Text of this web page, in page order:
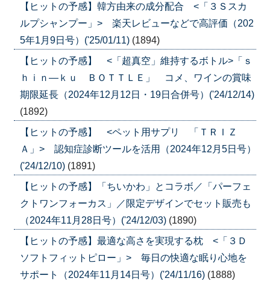
【ヒットの予感】韓方由来の成分配合 <「３Ｓスカ
ルプシャンプー」> 楽天レビューなどで高評価（202
5年1月9日号）('25/01/11) (1894)
【ヒットの予感】 <「超真空」維持するボトル>「ｓ
ｈｉｎ―ｋｕ ＢＯＴＴＬＥ」 コメ、ワインの賞味
期限延長（2024年12月12日・19日合併号）('24/12/14)
(1892)
【ヒットの予感】 <ペット用サプリ 「ＴＲＩＺ
Ａ」> 認知症診断ツールを活用（2024年12月5日号）
('24/12/10) (1891)
【ヒットの予感】「ちいかわ」とコラボ／「パーフェ
クトワンフォーカス」／限定デザインでセット販売も
（2024年11月28日号）('24/12/03) (1890)
【ヒットの予感】最適な高さを実現する枕 <「３Ｄ
ソフトフィットピロー」> 毎日の快適な眠り心地を
サポート（2024年11月14日号）('24/11/16) (1888)